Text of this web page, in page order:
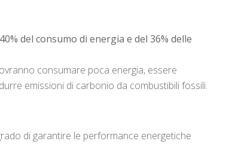
del consumo di energia e del 36% delle
consumare poca energia, essere
emissioni di carbonio da combustibili fossili.
di garantire le performance energetiche